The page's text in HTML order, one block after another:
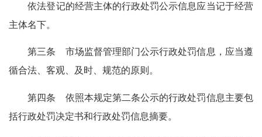
依法登记的经营主体的行政处罚公示信息应当记于经营
主体名下。
第三条 市场监督管理部门公示行政处罚信息，应当遵
循合法、客观、及时、规范的原则。
第四条 依照本规定第二条公示的行政处罚信息主要包
括行政处罚决定书和行政处罚信息摘要。